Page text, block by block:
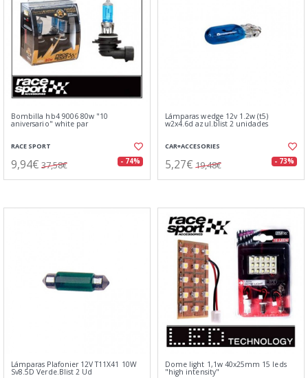
Bombilla hb4 9006 80w "10
aniversario" white par
RACE SPORT
9,94€ 37,58€ - 74%
Lámparas wedge 12v 1.2w (t5)
w2x4.6d azul.blist 2 unidades
CAR+ACCESORIES
5,27€ 19,48€ - 73%
Lámparas Plafonier 12V T11X41 10W
Sv8.5D Verde.Blist 2 Ud
Dome light 1,1w 40x25mm 15 leds
"high intensity"